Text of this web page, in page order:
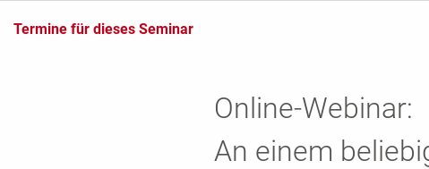
Termine für dieses Seminar
Online-Webinar:
An einem